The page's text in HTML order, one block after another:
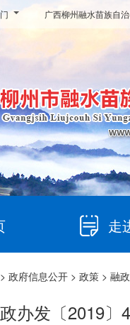
广西柳州融水苗族自
走
> 政府信息公开 > 政策 > 融
办发〔2019〕